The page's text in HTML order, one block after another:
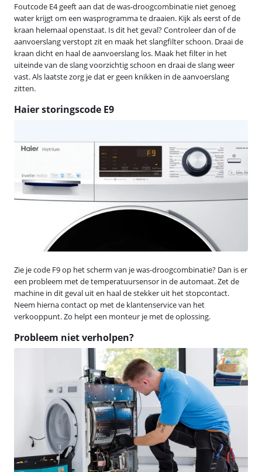
Foutcode E4 geeft aan dat de was-droogcombinatie niet genoeg
water krijgt om een wasprogramma te draaien. Kijk als eerst of de
kraan helemaal openstaat. Is dit het geval? Controleer dan of de
aanvoerslang verstopt zit en maak het slangfilter schoon. Draai de
kraan dicht en haal de aanvoerslang los. Maak het filter in het
uiteinde van de slang voorzichtig schoon en draai de slang weer
vast. Als laatste zorg je dat er geen knikken in de aanvoerslang
zitten.
Haier storingscode E9
Zie je code F9 op het scherm van je was-droogcombinatie? Dan is er
een probleem met de temperatuursensor in de automaat. Zet de
machine in dit geval uit en haal de stekker uit het stopcontact.
Neem hierna contact op met de klantenservice van het
verkooppunt. Zo helpt een monteur je met de oplossing.
Probleem niet verholpen?